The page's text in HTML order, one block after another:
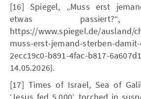
[16] Spiegel, „Muss erst
etwas passiert?“,
https://www.spiegel.de/ausland/
muss-erst-jemand-sterben-
2ecc19c0-b891-4fac-b817-
14.05.2026).
[17] Times of Israel, Sea of
‘Jesus fed 5,000’, torched in